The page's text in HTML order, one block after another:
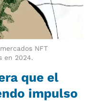
NFT
en 2024.
que el
impulso